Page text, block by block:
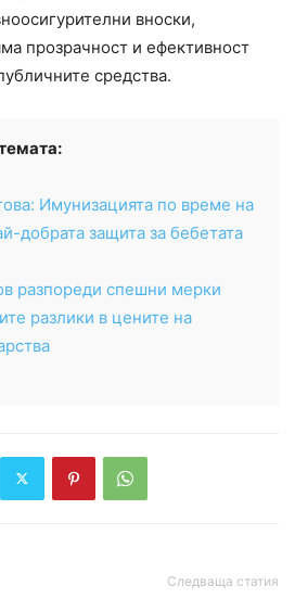
вноски,
прозрачност и ефективност
средства.
Имунизацията по време на
добрата защита за бебетата
разпореди спешни мерки
разлики в цените на
Следваща статия